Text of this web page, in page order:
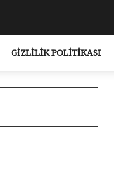
GIZLILIK POLITIKASI